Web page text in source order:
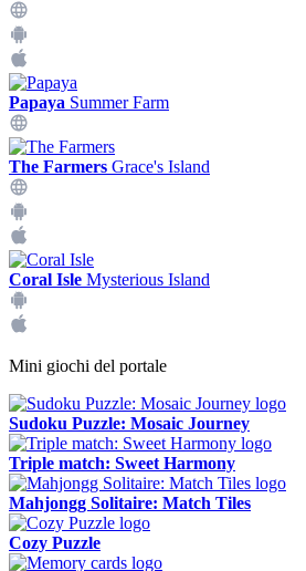
Papaya Summer Farm
The Farmers Grace's Island
Coral Isle Mysterious Island
Mini giochi del portale
Sudoku Puzzle: Mosaic Journey
Triple match: Sweet Harmony
Mahjongg Solitaire: Match Tiles
Cozy Puzzle